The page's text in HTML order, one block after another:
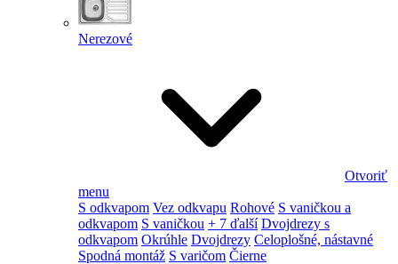
Nerezové
Otvoriť
menu
S odkvapom Vez odkvapu Rohové S vaničkou a
odkvapom S vaničkou + 7 ďalší Dvojdrezy s
odkvapom Okrúhle Dvojdrezy Celoplošné, nástavné
Spodná montáž S varičom Čierne